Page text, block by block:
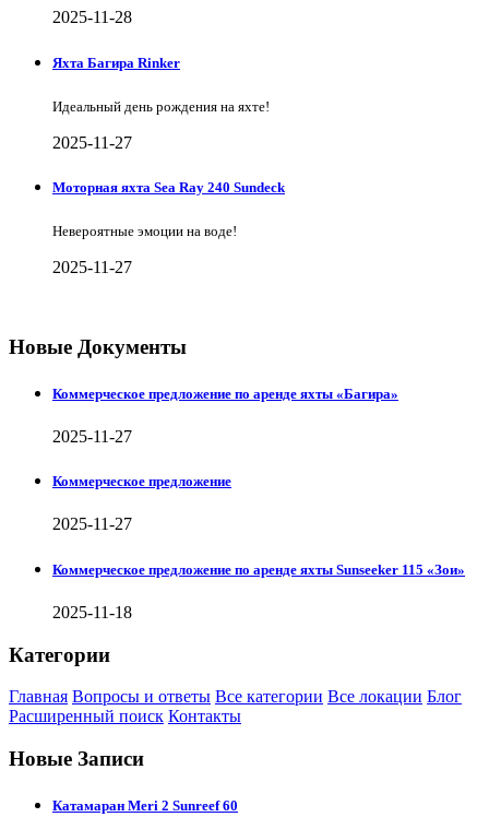
2025-11-28
Яхта Багира Rinker
Идеальный день рождения на яхте!
2025-11-27
Моторная яхта Sea Ray 240 Sundeck
Невероятные эмоции на воде!
2025-11-27
Новые Документы
Коммерческое предложение по аренде яхты «Багира»
2025-11-27
Коммерческое предложение
2025-11-27
Коммерческое предложение по аренде яхты Sunseeker 115 «Зои»
2025-11-18
Категории
Главная Вопросы и ответы Все категории Все локации Блог
Расширенный поиск Контакты
Новые Записи
Катамаран Meri 2 Sunreef 60